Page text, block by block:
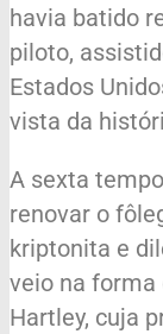
havia batido
piloto,
Estados
vista da
A sexta
renovar o
kriptonita e
veio na forma
Hartley, cuja